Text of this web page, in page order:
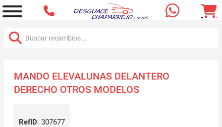
MANDO ELEVALUNAS DELANTERO
DERECHO OTROS MODELOS
RefID: 307677